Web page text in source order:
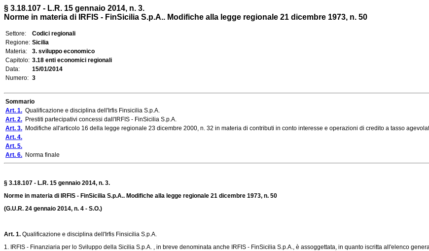
§ 3.18.107 - L.R. 15 gennaio 2014, n. 3.
Norme in materia di IRFIS - FinSicilia S.p.A.. Modifiche alla legge regionale 21 dicembre 1973, n. 50
Settore:
Codici regionali
Regione: Sicilia
Materia:
3. sviluppo economico
Capitolo: 3.18 enti economici regionali
Data:
15/01/2014
Numero: 3
Sommario
Art. 1. Qualificazione e disciplina dell'Irfis Finsicilia S.p.A.
Art. 2. Prestiti partecipativi concessi dall'IRFIS - FinSicilia S.p.A.
Art. 3. Modifiche all'articolo 16 della legge regionale 23 dicembre 2000, n. 32 in materia di contributi in conto interesse e operazioni di credito a tasso
Art. 4.
Art. 5.
Art. 6. Norma finale
§ 3.18.107 - L.R. 15 gennaio 2014, n. 3.
Norme in materia di IRFIS - FinSicilia S.p.A.. Modifiche alla legge regionale 21 dicembre 1973, n. 50
(G.U.R. 24 gennaio 2014, n. 4 - S.O.)
Art. 1. Qualificazione e disciplina dell'Irfis Finsicilia S.p.A.
1. IRFIS - Finanziaria per lo Sviluppo della Sicilia S.p.A. , in breve denominata anche IRFIS - FinSicilia S.p.A., è assoggettata, in quanto iscritta all'elenco